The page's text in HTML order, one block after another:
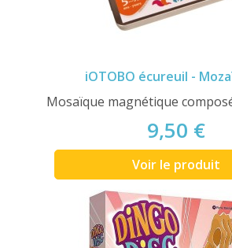
iOTOBO écureuil -
Mosaïque magnétique
9,50 €
Voir le produit